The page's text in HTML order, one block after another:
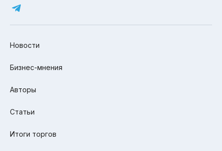
Новости
Бизнес-мнения
Авторы
Статьи
Итоги торгов